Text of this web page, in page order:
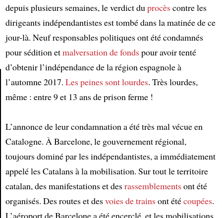
Article
depuis plusieurs semaines, le verdict duprocèscontre les
dirigeants indépendantistes est tombé dans la matinée de ce
jour-là. Neuf responsables politiques ont été condamnés
pour sédition etmalversation de fondspour avoir tenté
d’obtenir l’indépendance de la région espagnole à
l’automne 2017. Les peines sont lourdes. Très lourdes,
même : entre 9 et 13 ans de prison ferme !
L’annonce de leur condamnation a été très mal vécue en
Catalogne. À Barcelone, le gouvernement régional,
toujours dominé par les indépendantistes, a immédiatement
appelé les Catalans à la mobilisation. Sur tout le territoire
catalan, des manifestations et desrassemblementsont été
organisés. Des routes et desvoies de trainsont étécoupées.
L’aéroport de Barcelone a été encerclé, et les mobilisations